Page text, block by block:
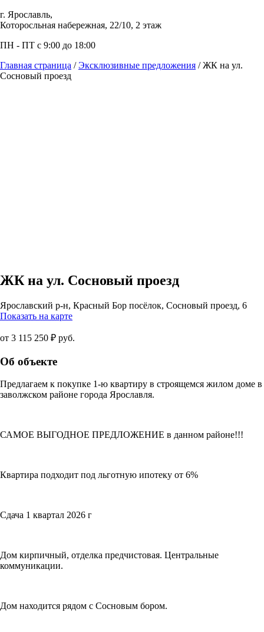
г. Ярославль,
Которосльная набережная, 22/10, 2 этаж
ПН - ПТ с 9:00 до 18:00
Главная страница /Эксклюзивные предложения /ЖК на ул.
Сосновый проезд
ЖК на ул. Сосновый проезд
Ярославский р-н, Красный Бор посёлок, Сосновый проезд, 6
Показать на карте
от 3 115 250 ₽ руб.
Об объекте
Предлагаем к покупке 1-ю квартиру в строящемся жилом доме в
заволжском районе города Ярославля.
САМОЕ ВЫГОДНОЕ ПРЕДЛОЖЕНИЕ в данном районе!!!
Квартира подходит под льготную ипотеку от 6%
Сдача 1 квартал 2026 г
Дом кирпичный, отделка предчистовая. Центральные
коммуникации.
Дом находится рядом с Сосновым бором.